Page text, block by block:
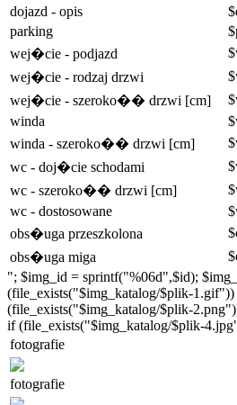
dojazd - opis
parking
wej�cie - podjazd
wej�cie - rodzaj drzwi
wej�cie - szeroko�� drzwi [cm]
winda
winda - szeroko�� drzwi [cm]
wc - doj�cie schodami
wc - szeroko�� drzwi [cm]
wc - dostosowane
obs�uga przeszkolona
obs�uga miga
"; $img_id = sprintf("%06d",$id);
(file_exists("$img_katalog/$plik-
(file_exists("$img_katalog/$plik-
if (file_exists("$img_katalog/$plik-
fotografie
fotografie